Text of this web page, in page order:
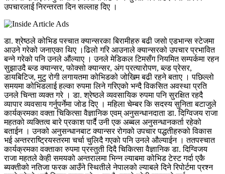
उपचारलाई निरन्तरता दिन सल्लाह दिए ।
डा. श्रेष्ठले कोभिड पस्चात क्यान्सरका बिरामीहरु बढी जसो एडभान्स स्टेजमा
आउने गरेको जनाएका थिए ।ढिलो गरि आउनाले क्यान्सरको उपचार प्रभावित
बन्ने गरेको पनि उनले औंल्याए । उनले मेडिकल टिमसँग नियमित सम्पर्कमा रहन
सुझाउदै ब्ल्ड क्यान्सर, फोक्सो क्यान्सर, अंग प्रत्यारोपण, ब्ल्ड प्रेसर,
डायबिटिज, मुटु रोगी लगायतमा कोभिडको जोखिम बढी रहने बताए । पछिल्लो
समयमा कोभिडलाई हल्का रुपमा लिने गरिएको भन्दै विकसित अवस्था प्रति
उनले चिन्ता व्यक्त गरे । डा. श्रेष्ठले व्यवसायिक रुपमा पनि सुरक्षित रहदै
व्यापार व्यवसाय गर्नुपर्नेमा जोड दिए । महिला चेम्बर कि सदस्य सुनिता बटाजुले
कार्यक्रमका वक्ता चिकित्सा वैज्ञानिक एवम् अनुसन्धानदाता डा. दिग्विजय राजा
महतको व्यक्तित्व बारे प्रकाश पार्दै उनी एक अब्बल अनुसन्धानकर्ता रहेको
बताईन । उनको अनुसन्धानबाट क्यान्सर रोगको उपचार पद्धतीहरुको विकास
भई अन्तरराष्ट्रियस्तरमा चर्चा चुलिदै गएको पनि उनले औल्याईन । ततपस्चात
कार्यक्रमका वक्ताका रुपमा प्रस्तुती दिदै चिकित्सा वैज्ञानिक डा. दिग्विजय
राजा महतले केही समयको अन्तरालमा भिन्न ल्याबमा कोभिड टेस्ट गर्दा एकै
ब्यक्तीको नतिजा फरक आउँने स्थितीले नेपालको ल्याबले दिने रिपोर्टमा प्रश्न